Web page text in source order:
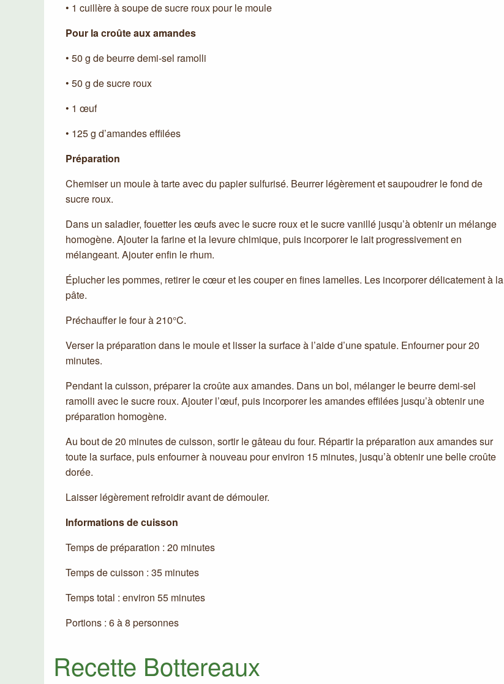
• 1 cuillère à soupe de sucre roux pour le moule
Pour la croûte aux amandes
• 50 g de beurre demi-sel ramolli
• 50 g de sucre roux
• 1 œuf
• 125 g d’amandes effilées
Préparation
Chemiser un moule à tarte avec du papier sulfurisé. Beurrer légèrement et saupoudrer le fond de
sucre roux.
Dans un saladier, fouetter les œufs avec le sucre roux et le sucre vanillé jusqu’à obtenir un mélange
homogène. Ajouter la farine et la levure chimique, puis incorporer le lait progressivement en
mélangeant. Ajouter enfin le rhum.
Éplucher les pommes, retirer le cœur et les couper en fines lamelles. Les incorporer délicatement à la
pâte.
Préchauffer le four à 210°C.
Verser la préparation dans le moule et lisser la surface à l’aide d’une spatule. Enfourner pour 20
minutes.
Pendant la cuisson, préparer la croûte aux amandes. Dans un bol, mélanger le beurre demi-sel
ramolli avec le sucre roux. Ajouter l’œuf, puis incorporer les amandes effilées jusqu’à obtenir une
préparation homogène.
Au bout de 20 minutes de cuisson, sortir le gâteau du four. Répartir la préparation aux amandes sur
toute la surface, puis enfourner à nouveau pour environ 15 minutes, jusqu’à obtenir une belle croûte
dorée.
Laisser légèrement refroidir avant de démouler.
Informations de cuisson
Temps de préparation : 20 minutes
Temps de cuisson : 35 minutes
Temps total : environ 55 minutes
Portions : 6 à 8 personnes
Recette Bottereaux